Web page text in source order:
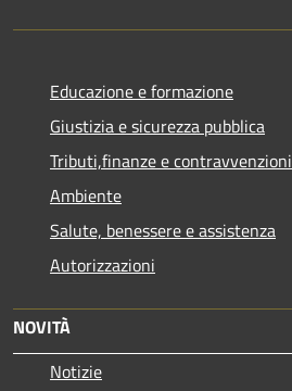
Educazione e formazione
Giustizia e sicurezza pubblica
Tributi,finanze e contravvenzioni
Ambiente
Salute, benessere e assistenza
Autorizzazioni
NOVITÀ
Notizie